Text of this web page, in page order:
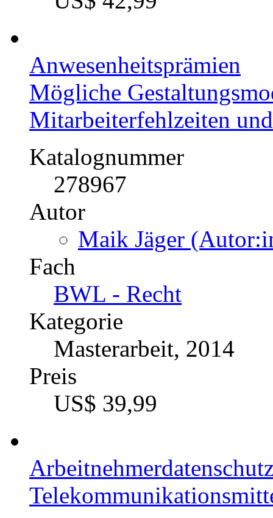
Anwesenheitsprämien
Mögliche
Mitarbeiterfehlzeiten
Katalognummer
278967
Autor
Maik Jäger
Fach
BWL - Recht
Kategorie
Masterarbeit, 2014
Preis
US$ 39,99